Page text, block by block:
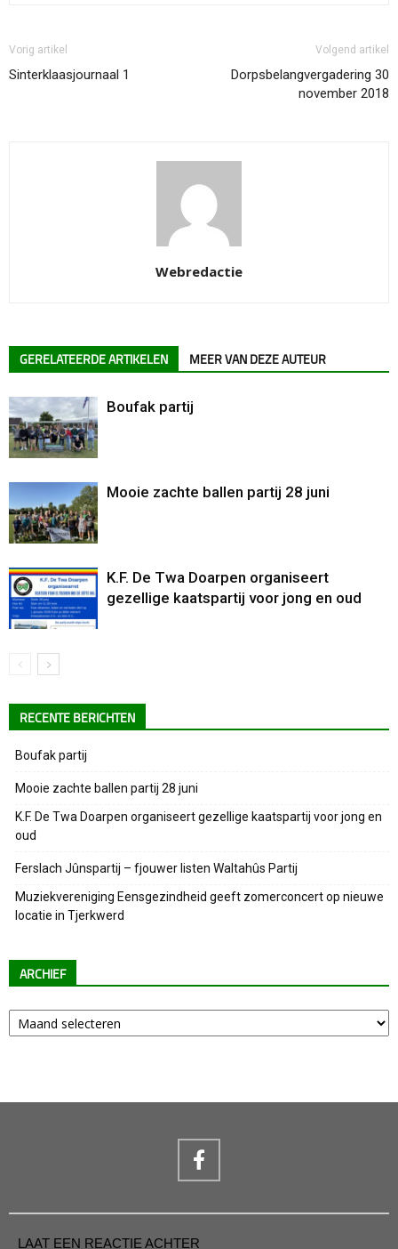
Vorig artikel
Sinterklaasjournaal 1
Volgend artikel
Dorpsbelangvergadering 30
november 2018
Webredactie
GERELATEERDE ARTIKELEN MEER VAN DEZE AUTEUR
Boufak partij
Mooie zachte ballen partij 28 juni
K.F. De Twa Doarpen organiseert
gezellige kaatspartij voor jong en oud
RECENTE BERICHTEN
Boufak partij
Mooie zachte ballen partij 28 juni
K.F. De Twa Doarpen organiseert gezellige kaatspartij voor jong en
oud
Ferslach Jûnspartij – fjouwer listen Waltahûs Partij
Muziekvereniging Eensgezindheid geeft zomerconcert op nieuwe
locatie in Tjerkwerd
ARCHIEF
Archief
LAAT EEN REACTIE ACHTER